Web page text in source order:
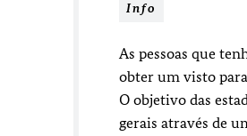
Info
As pessoas que
obter um visto
O objetivo das
gerais através de